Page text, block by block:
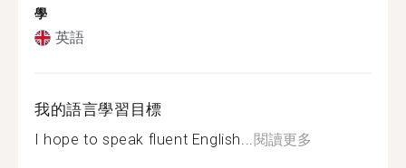
學
英語
我的語言學習目標
I hope to speak fluent English...閱讀更多